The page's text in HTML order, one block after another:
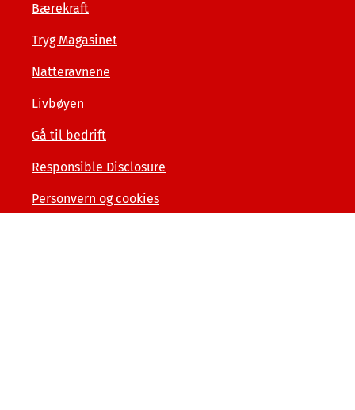
Bærekraft
Tryg Magasinet
Natteravnene
Livbøyen
Gå til bedrift
Responsible Disclosure
Personvern og cookies